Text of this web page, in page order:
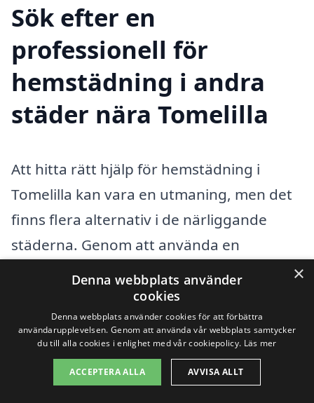
Sök efter en
professionell för
hemstädning i andra
städer nära Tomelilla
Att hitta rätt hjälp för hemstädning i
Tomelilla kan vara en utmaning, men det
finns flera alternativ i de närliggande
städerna. Genom att använda en
plattform som xn--hemstdning-pris-
4kb.se kan du enkelt jämföra olika företag
och få offerter på hemstädning som
passar just dina behov. Hemstädning
handlar inte bara om att hålla ditt hem
×
Denna webbplats använder
cookies
Denna webbplats använder cookies för att förbättra
användarupplevelsen. Genom att använda vår webbplats samtycker
du till alla cookies i enlighet med vår cookiepolicy. Läs mer
ACCEPTERA ALLA AVVISA ALLT